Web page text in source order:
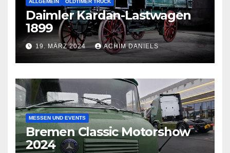
ALLGEMEIN OLDTIMER TRUCK
Daimler Kardan-Lastwagen
1899
19. MÄRZ 2024 ACHIM DANIELS
MESSEN UND EVENTS
Bremen Classic Motorshow
2024